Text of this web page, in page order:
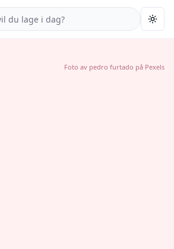
Foto av pedro furtado på Pexels